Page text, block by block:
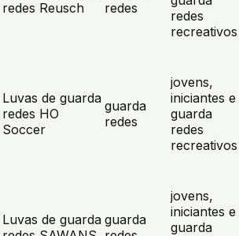
redes Reusch
redes
redes
recreativos
Luvas de guarda
redes HO
Soccer
guarda
redes
jovens,
iniciantes e
guarda
redes
recreativos
Luvas de guarda guarda
jovens,
iniciantes e
guarda